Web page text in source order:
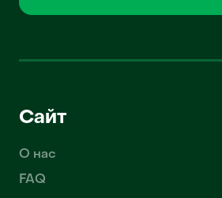
Сайт
О нас
FAQ